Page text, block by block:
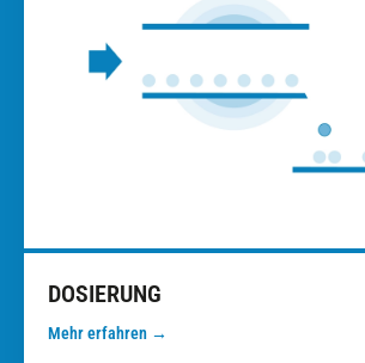
DOSIERUNG
Mehr erfahren →